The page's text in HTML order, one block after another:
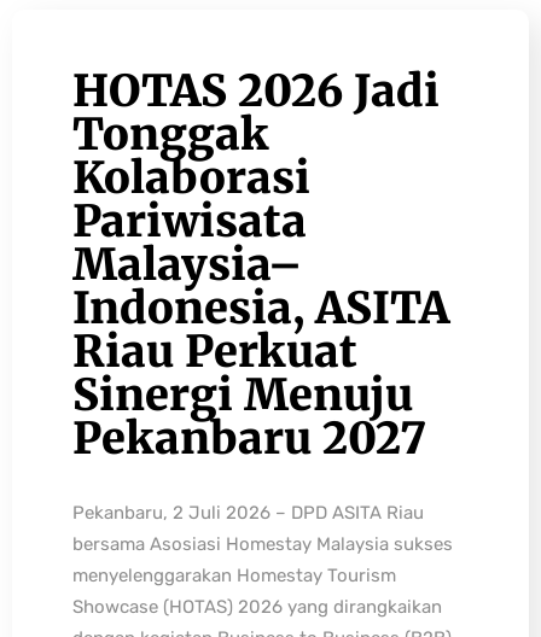
HOTAS 2026 Jadi
Tonggak
Kolaborasi
Pariwisata
Malaysia–
Indonesia, ASITA
Riau Perkuat
Sinergi Menuju
Pekanbaru 2027
Pekanbaru, 2 Juli 2026 – DPD ASITA Riau
bersama Asosiasi Homestay Malaysia sukses
menyelenggarakan Homestay Tourism
Showcase (HOTAS) 2026 yang dirangkaikan